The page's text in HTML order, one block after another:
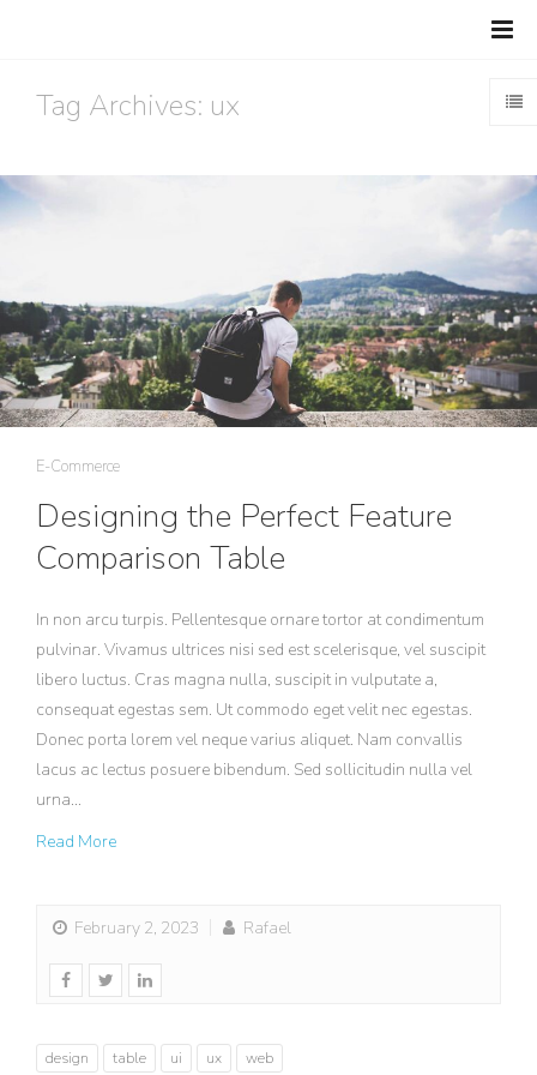
Tag Archives: ux
E-Commerce
Designing the Perfect Feature
Comparison Table
In non arcu turpis. Pellentesque ornare tortor at condimentum
pulvinar. Vivamus ultrices nisi sed est scelerisque, vel suscipit
libero luctus. Cras magna nulla, suscipit in vulputate a,
consequat egestas sem. Ut commodo eget velit nec egestas.
Donec porta lorem vel neque varius aliquet. Nam convallis
lacus ac lectus posuere bibendum. Sed sollicitudin nulla vel
urna…
Read More
February 2, 2023 Rafael
design table ui ux web